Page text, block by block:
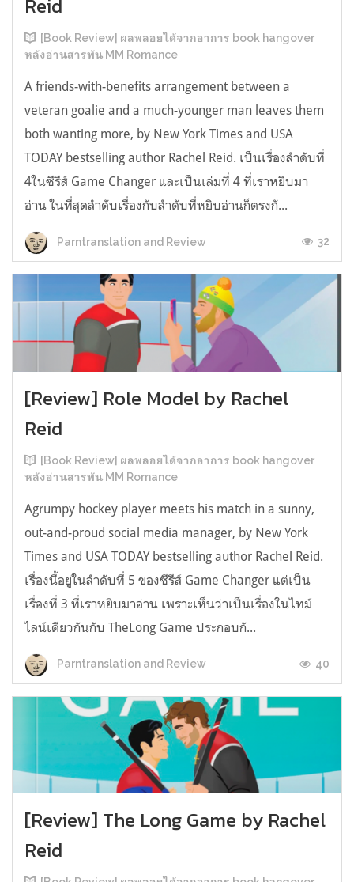
Reid
[Book Review] ผลพลอยได้จากอาการ book hangover
หลังอ่านสารพัน MM Romance
A friends-with-benefits arrangement between a
veteran goalie and a much-younger man leaves them
both wanting more, by New York Times and USA
TODAY bestselling author Rachel Reid. เป็นเรื่องลำดับที่
4ในซีรีส์ Game Changer และเป็นเล่มที่ 4 ที่เราหยิบมา
อ่าน ในที่สุดลำดับเรื่องกับลำดับที่หยิบอ่านก็ตรงกั...
Parntranslation and Review 32
[Review] Role Model by Rachel
Reid
[Book Review] ผลพลอยได้จากอาการ book hangover
หลังอ่านสารพัน MM Romance
Agrumpy hockey player meets his match in a sunny,
out-and-proud social media manager, by New York
Times and USA TODAY bestselling author Rachel Reid.
เรื่องนี้อยู่ในลำดับที่ 5 ของซีรีส์ Game Changer แต่เป็น
เรื่องที่ 3 ที่เราหยิบมาอ่าน เพราะเห็นว่าเป็นเรื่องในไทม์
ไลน์เดียวกันกับ TheLong Game ประกอบกั...
Parntranslation and Review 40
[Review] The Long Game by Rachel
Reid